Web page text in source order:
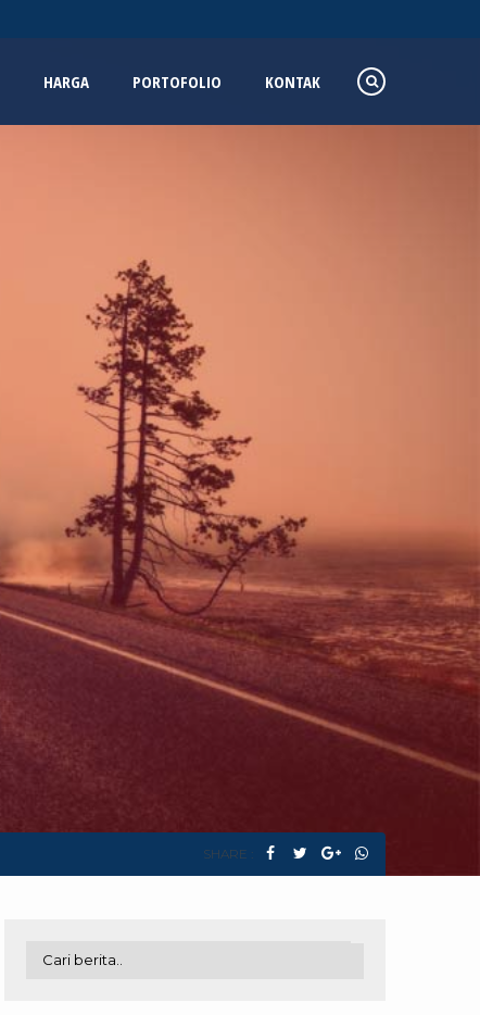
HARGA PORTOFOLIO KONTAK
SHARE :